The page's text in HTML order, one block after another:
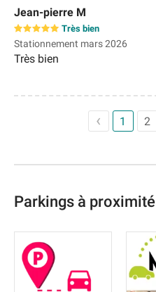
Jean-pierre M
Très bien
Stationnement mars 2026
Très bien
1 2
Parkings à proximité